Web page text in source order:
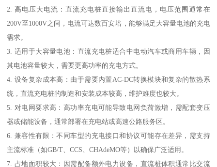
2. 高电压大电流：直流充电桩直接输出直流电，电压范围通常在
200V至1000V之间，电流可达数百安培，能够满足大容量电池的充电
需求。
3. 适用于大容量电池：直流充电桩适合中电动汽车或商用车辆，因
其电池容量较大，需要更高功率的充电方式。
4. 设备复杂成本高：由于需要内置AC-DC转换模块和复杂的散热系
统，直流充电桩的制造和安装成本较高，维护难度也较大。
5. 对电网要求高：高功率充电可能导致电网负荷激增，需配套变压
器或储能设备，通常部署在充电站或高速公路服务区。
6. 兼容性有限：不同车型的充电接口和协议可能存在差异，需支持
主流标准（如GB/T、CCS、CHAdeMO等）以确保广泛适用。
7. 占地面积较大：因需配备额外电力设备，直流桩体积通常比交流